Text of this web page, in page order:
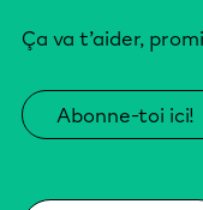
Ça va t’aider,
Abonne-toi ici!